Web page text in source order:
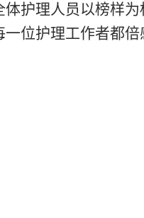
体护理人员以榜样
一位护理工作者都倍